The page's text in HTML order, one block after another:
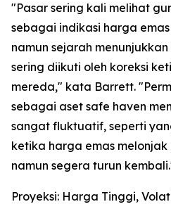
"Pasar sering kali melihat
sebagai indikasi harga
namun sejarah
sering diikuti oleh koreksi
mereda," kata Barrett.
sebagai aset safe haven
sangat fluktuatif, seperti
ketika harga emas
namun segera turun
Proyeksi: Harga Tinggi,